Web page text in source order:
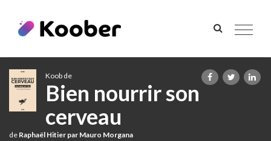
Toggle
Koob de
Bien nourrir son
cerveau
de Raphaël Hitier par Mauro Morgana